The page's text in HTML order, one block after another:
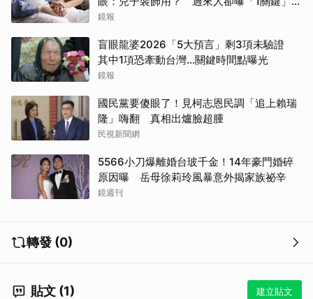
做決定
鏡報
盲眼龍婆2026「5大預言」剩3項未驗證
其中1項恐牽動台灣...關鍵時間點曝光
鏡報
國民黨要傻眼了！見柯志恩民調「追上賴瑞
隆」嗨翻 真相出爐臉超腫
民視新聞網
5566小刀爆離婚台玻千金！14年豪門婚碎
原因曝 岳母徐莉玲風暴意外揭家族祕辛
鏡週刊
轉發 (0)
貼文 (1) 建立貼文